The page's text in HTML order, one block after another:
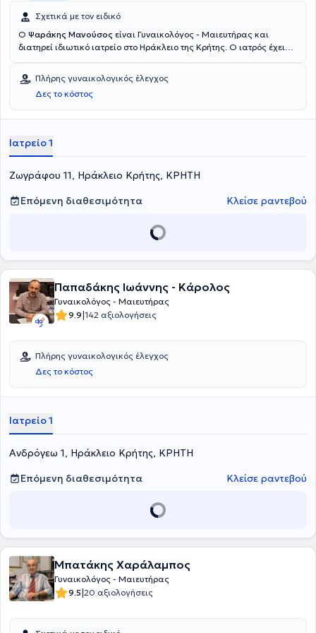
Σχετικά με τον ειδικό
Ο Ψαράκης Μανούσος είναι Γυναικολόγος - Μαιευτήρας και
διατηρεί ιδιωτικό ιατρείο στο Ηράκλειο της Κρήτης. Ο ιατρός έχει
Γενικό Νοσοκομείο Ηρακλείου "Βενιζέλειο" και στο Πανεπιστημιακό
Γενικό Νοσοκομείο Ηρακλείου. Στο ιδιωτικό του ιατρείο προσφέρει
πλήθος υπηρεσιών, εξατομικευμένες για τις ανάγκες εκάστοτε
ασθενούς.
Πλήρης γυναικολογικός έλεγχος
Δες το κόστος
Ιατρείο 1
Ζωγράφου 11, Ηράκλειο Κρήτης, ΚΡΗΤΗ
Επόμενη διαθεσιμότητα
Κλείσε ραντεβού
Παπαδάκης Ιωάννης - Κάρολος
Γυναικολόγος - Μαιευτήρας
9.9|142 αξιολογήσεις
Πλήρης γυναικολογικός έλεγχος
Δες το κόστος
Ιατρείο 1
Ανδρόγεω 1, Ηράκλειο Κρήτης, ΚΡΗΤΗ
Επόμενη διαθεσιμότητα
Κλείσε ραντεβού
Μπατάκης Χαράλαμπος
Γυναικολόγος - Μαιευτήρας
9.5|20 αξιολογήσεις